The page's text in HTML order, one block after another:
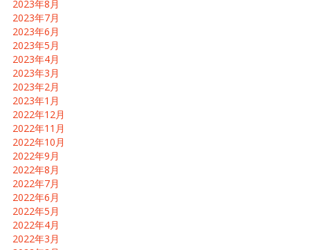
2023年8月
2023年7月
2023年6月
2023年5月
2023年4月
2023年3月
2023年2月
2023年1月
2022年12月
2022年11月
2022年10月
2022年9月
2022年8月
2022年7月
2022年6月
2022年5月
2022年4月
2022年3月